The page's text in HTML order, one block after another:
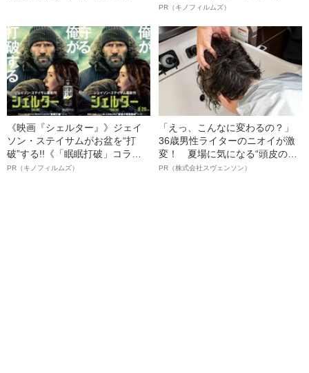
ルインタビュー“観客を魅了した
語る”《日本興収70億円突破》
PR（キノフィルムズ）
《映画『シェルター』》ジェイ
ソン・ステイサムがお盆を“打
破”する!!《「眠眠打破」コラ
ボ》
PR（キノフィルムズ）
「えっ、こんなに変わるの？」
36歳男性ライターのニオイが激
変！ 夏場に気になる“頭皮のニ
オイ”や“ベタつき”を解消す
PR（株式会社スヴェンソン）